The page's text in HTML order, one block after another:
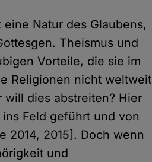
Natur des Glaubens,
Theismus und
Vorteile, die sie im
Religionen nicht weltweit
dies abstreiten? Hier
Feld geführt und von
2014, 2015]. Doch wenn
und